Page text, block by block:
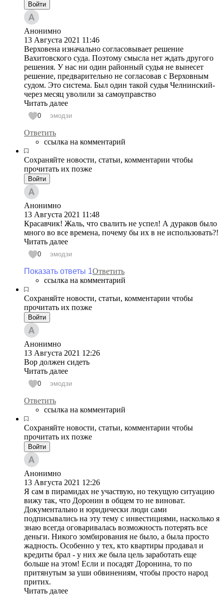
Войти
Анонимно
13 Августа 2021 11:46
Верховена изначально согласовывает решение
Вахитовского суда. Поэтому смысла нет ждать другого
решения. У нас ни один районный судья не вынесет
решение, предварительно не согласовав с Верховным
судом. Это система. Был один такой судья Челнинский-
через месяц уволили за самоуправство
Читать далее
0 эмодзи
Ответить
ссылка на комментарий
Сохраняйте новости, статьи, комментарии чтобы
прочитать их позже
Войти
Анонимно
13 Августа 2021 11:48
Красавчик! Жаль, что свалить не успел! А дураков было
много во все времена, почему бы их в не использовать?!
Читать далее
0 эмодзи
Показать ответы 1Ответить
ссылка на комментарий
Сохраняйте новости, статьи, комментарии чтобы
прочитать их позже
Войти
Анонимно
13 Августа 2021 12:26
Вор должен сидеть
Читать далее
0 эмодзи
Ответить
ссылка на комментарий
Сохраняйте новости, статьи, комментарии чтобы
прочитать их позже
Войти
Анонимно
13 Августа 2021 12:26
Я сам в пирамидах не участвую, но текущую ситуацию
вижу так, что Доронин в общем то не виноват.
Документально и юридически люди сами
подписывались на эту тему с инвестициями, насколько я
знаю всегда оговаривалась возможность потерять все
деньги. Никого зомбирования не было, а была просто
жадность. Особенно у тех, кто квартиры продавал и
кредиты брал - у них же была цель заработать еще
больше на этом! Если и посадят Доронина, то по
притянутым за уши обвинениям, чтобы просто народ
притих.
Читать далее